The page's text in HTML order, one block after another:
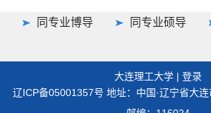
同专业博导 同专业硕导
大连理工大学 | 登录
辽ICP备05001357号 地址：中国·辽宁省大